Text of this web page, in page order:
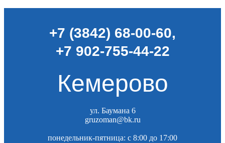
+7 (3842) 68-00-60,
+7 902-755-44-22
Кемерово
ул. Баумана 6
gruzoman@bk.ru
понедельник-пятница: c 8:00 до 17:00